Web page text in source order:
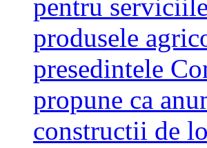
pentru
produsele
presedintele
propune ca
constructii de